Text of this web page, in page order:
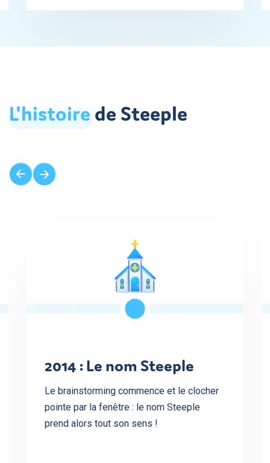
L'histoire de Steeple
2014 : Le nom Steeple
Le brainstorming commence et le clocher
pointe par la fenêtre : le nom Steeple
prend alors tout son sens !